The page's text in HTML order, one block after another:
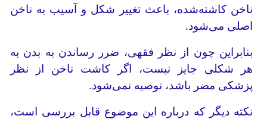
ناخن کاشته‌شده، باعث تغییر شکل و آسیب به ناخن
اصلی می‌شود.
بنابراین چون از نظر فقهی، ضرر رساندن به بدن به
هر شکلی جایز نیست، اگر کاشت ناخن از نظر
پزشکی مضر باشد، توصیه نمی‌شود.
نکته دیگر که درباره این موضوع قابل بررسی است،